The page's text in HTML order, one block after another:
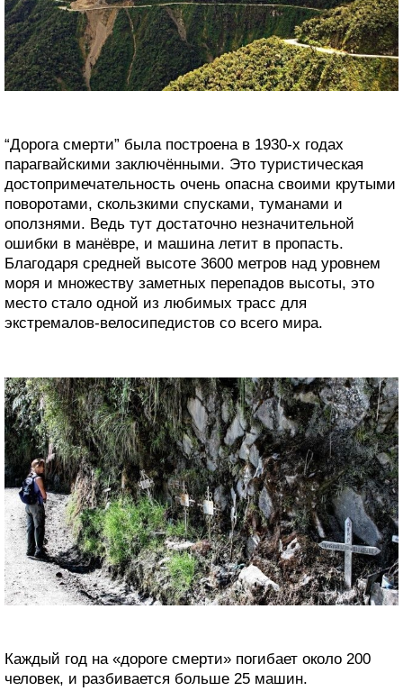
“Дорога смерти” была построена в 1930-х годах
парагвайскими заключёнными. Это туристическая
достопримечательность очень опасна своими крутыми
поворотами, скользкими спусками, туманами и
оползнями. Ведь тут достаточно незначительной
ошибки в манёвре, и машина летит в пропасть.
Благодаря средней высоте 3600 метров над уровнем
моря и множеству заметных перепадов высоты, это
место стало одной из любимых трасс для
экстремалов-велосипедистов со всего мира.
Каждый год на «дороге смерти» погибает около 200
человек, и разбивается больше 25 машин.